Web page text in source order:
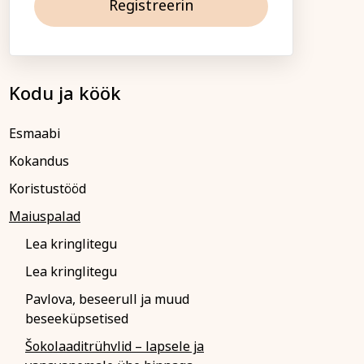
ühiskond
Registreerin
Kodu ja köök
Esmaabi
Kokandus
Koristustööd
Maiuspalad
Lea kringlitegu
Lea kringlitegu
Pavlova, beseerull ja muud
beseeküpsetised
Šokolaaditrühvlid – lapsele ja
tasuda
on tähtaeg
Kokkuleppel
sõlmimisega
sellest Tartu
teavitada.
või loobumisel
koolituse algust või
ei tagastata
registreerunuid
tagastatakse või
teisele